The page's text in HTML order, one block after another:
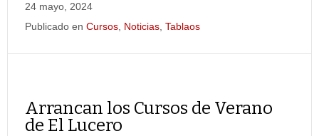
24 mayo, 2024
Publicado en Cursos Noticias Tablaos
Arrancan los Cursos de Verano
de El Lucero